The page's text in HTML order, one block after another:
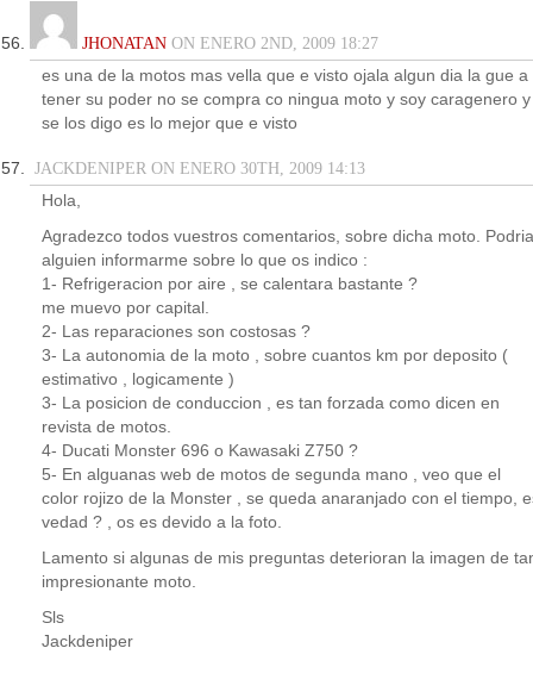
JHONATAN ON ENERO 2ND, 2009 18:27
es una de la motos mas vella que e visto ojala algun dia la gue a
tener su poder no se compra co ningua moto y soy caragenero y
se los digo es lo mejor que e visto
JACKDENIPER ON ENERO 30TH, 2009 14:13
Hola,
Agradezco todos vuestros comentarios, sobre dicha moto. Podria
alguien informarme sobre lo que os indico :
1- Refrigeracion por aire , se calentara bastante ?
me muevo por capital.
2- Las reparaciones son costosas ?
3- La autonomia de la moto , sobre cuantos km por deposito (
estimativo , logicamente )
3- La posicion de conduccion , es tan forzada como dicen en
revista de motos.
4- Ducati Monster 696 o Kawasaki Z750 ?
5- En alguanas web de motos de segunda mano , veo que el
color rojizo de la Monster , se queda anaranjado con el tiempo,
vedad ? , os es devido a la foto.
Lamento si algunas de mis preguntas deterioran la imagen de
impresionante moto.
Sls
Jackdeniper